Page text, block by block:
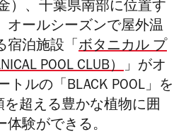
）、千葉県南部に位置す
オールシーズンで屋外温
宿泊施設「 ボタニカル プ
POOL CLUB）」がオ
ルの「BLACK POOL」を
超える豊かな植物に囲
体験ができる。